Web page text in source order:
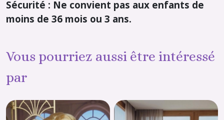
Sécurité : Ne convient pas aux enfants de
moins de 36 mois ou 3 ans.
Vous pourriez aussi être intéressé
par